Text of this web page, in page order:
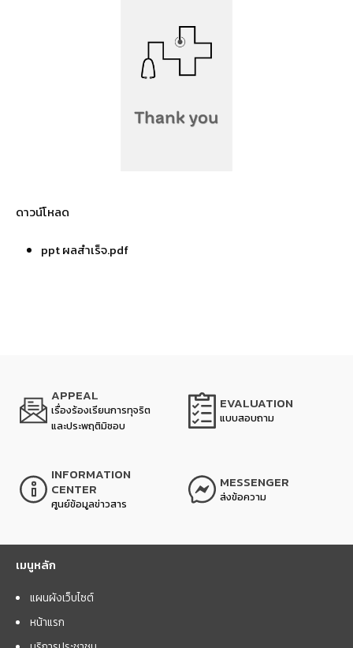
ดาวน์โหลด
ppt ผลสำเร็จ.pdf
APPEAL
เรื่องร้องเรียนการทุจริต
และประพฤติมิชอบ
EVALUATION
แบบสอบถาม
INFORMATION
CENTER
ศูนย์ข้อมูลข่าวสาร
MESSENGER
ส่งข้อความ
เมนูหลัก
แผนผังเว็บไซต์
หน้าแรก